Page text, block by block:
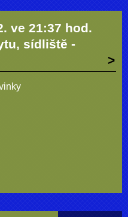
ve 21:37 hod.
sídliště -